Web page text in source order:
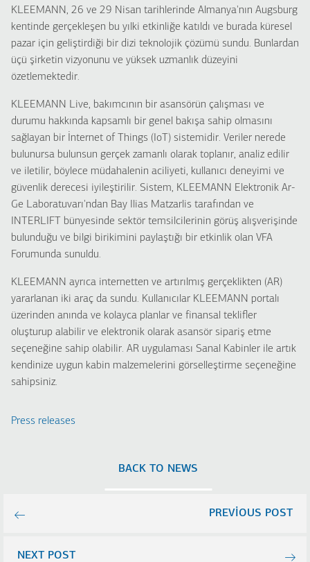
KLEEMANN, 26 ve 29 Nisan tarihlerinde Almanya'nın Augsburg
kentinde gerçekleşen bu yılki etkinliğe katıldı ve burada küresel
pazar için geliştirdiği bir dizi teknolojik çözümü sundu. Bunlardan
üçü şirketin vizyonunu ve yüksek uzmanlık düzeyini
özetlemektedir.
KLEEMANN Live, bakımcının bir asansörün çalışması ve
durumu hakkında kapsamlı bir genel bakışa sahip olmasını
sağlayan bir İnternet of Things (IoT) sistemidir. Veriler nerede
bulunursa bulunsun gerçek zamanlı olarak toplanır, analiz edilir
ve iletilir, böylece müdahalenin aciliyeti, kullanıcı deneyimi ve
güvenlik derecesi iyileştirilir. Sistem, KLEEMANN Elektronik Ar-
Ge Laboratuvarı'ndan Bay Ilias Matzarlis tarafından ve
INTERLIFT bünyesinde sektör temsilcilerinin görüş alışverişinde
bulunduğu ve bilgi birikimini paylaştığı bir etkinlik olan VFA
Forumunda sunuldu.
KLEEMANN ayrıca internetten ve artırılmış gerçeklikten (AR)
yararlanan iki araç da sundu. Kullanıcılar KLEEMANN portalı
üzerinden anında ve kolayca planlar ve finansal teklifler
oluşturup alabilir ve elektronik olarak asansör sipariş etme
seçeneğine sahip olabilir. AR uygulaması Sanal Kabinler ile artık
kendinize uygun kabin malzemelerini görselleştirme seçeneğine
sahipsiniz.
Press releases
PREVIOUS POST
BACK TO NEWS
NEXT POST